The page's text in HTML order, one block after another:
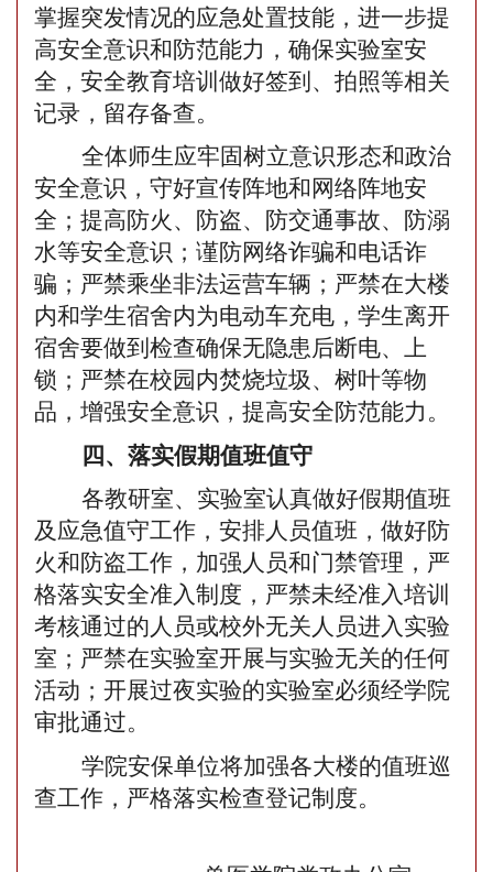
掌握突发情况的应急处置技能，进一步提
高安全意识和防范能力，确保实验室安
全，安全教育培训做好签到、 拍照等相关
记录 ，留存备查。
全体师生应牢固树立意识形态和政治
安全意识，守好宣传阵地和网络阵地安
全； 提高防火、防盗、防交通事故、 防溺
水等安全意识 ； 谨防网络诈骗和电话诈
骗 ； 严禁乘坐非法运营车辆 ； 严禁在大楼
内和学生宿舍内为电动车充电， 学生离开
宿舍要做到检查确保无隐患后断电、上
锁； 严禁在校园内焚烧垃圾、树叶等物
品，增强安全意识，提高安全防范能力。
四、落实假期值班值守
各教研室、实验室认真做好假期值班
及应急值守工作，安排人员值班，做好防
火和防盗工作，加强人员和门禁管理，严
格落实安全准入制度，严禁未经准入培训
考核通过的人员或校外无关人员进入实验
室；严禁在实验室开展与实验无关的任何
活动；开展过夜实验的实验室必须经学院
审批通过。
学院安保单位将加强各大楼的值班巡
查工作，严格落实检查登记制度。